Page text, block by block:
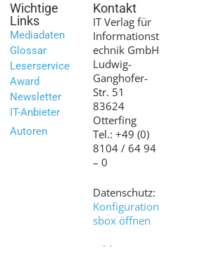
Wichtige
Links
Mediadaten
Glossar
Leserservice
Award
Newsletter
IT-Anbieter
Autoren
Kontakt
IT Verlag für
Informationst
echnik GmbH
Ludwig-
Ganghofer-
Str. 51
83624
Otterfing
Tel.: +49 (0)
8104 / 64 94
– 0
Datenschutz:
Konfiguration
sbox öffnen
Bilder: